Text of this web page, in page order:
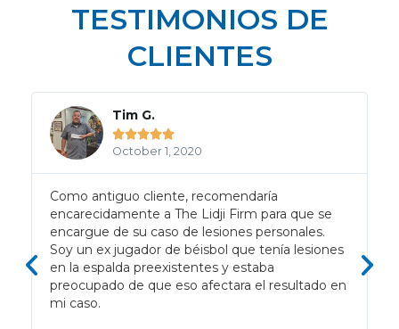
TESTIMONIOS DE
CLIENTES
Tim G.

October 1, 2020
Como antiguo cliente, recomendaría
encarecidamente a The Lidji Firm para que se
encargue de su caso de lesiones personales.
Soy un ex jugador de béisbol que tenía lesiones
en la espalda preexistentes y estaba
preocupado de que eso afectara el resultado en
mi caso.